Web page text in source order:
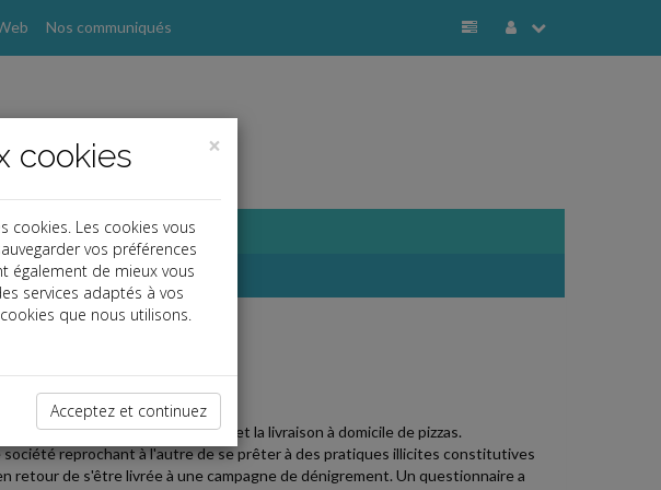
Nos communiqués
marché de la vente à emporter et la livraison à domicile de pizzas.
reprochant à l'autre de se prêter à des pratiques illicites constitutives
retour de s'être livrée à une campagne de dénigrement. Un questionnaire a
×
cookies
cookies. Les cookies vous
vos préférences
également de mieux vous
services adaptés à vos
que nous utilisons.
Acceptez et continuez